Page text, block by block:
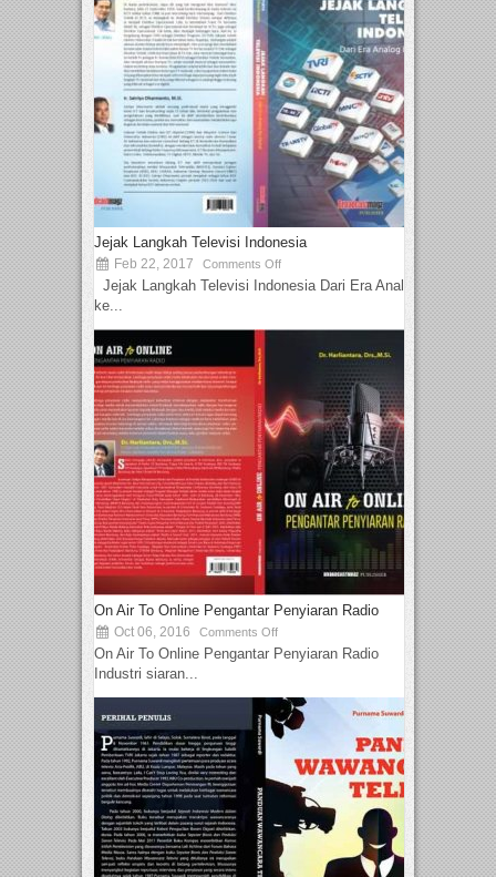
Jejak Langkah Televisi Indonesia
Feb 22, 2017 Comments Off
Jejak Langkah Televisi Indonesia Dari Era Analog
ke...
On Air To Online Pengantar Penyiaran Radio
Oct 06, 2016 Comments Off
On Air To Online Pengantar Penyiaran Radio
Industri siaran...